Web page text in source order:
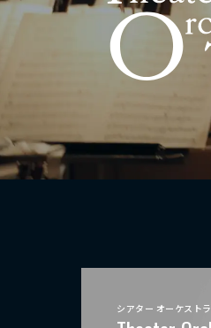
シアター オーケスト